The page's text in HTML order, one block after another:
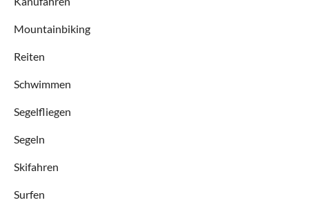
Mountainbiking
Reiten
Schwimmen
Segelfliegen
Segeln
Skifahren
Surfen